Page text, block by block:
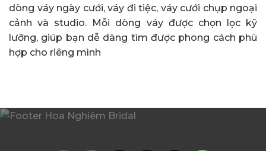
dòng váy ngày cưới, váy đi tiệc, váy cưới chụp ngoại
cảnh và studio. Mỗi dòng váy được chọn lọc kỹ
lưỡng, giúp bạn dễ dàng tìm được phong cách phù
hợp cho riêng mình